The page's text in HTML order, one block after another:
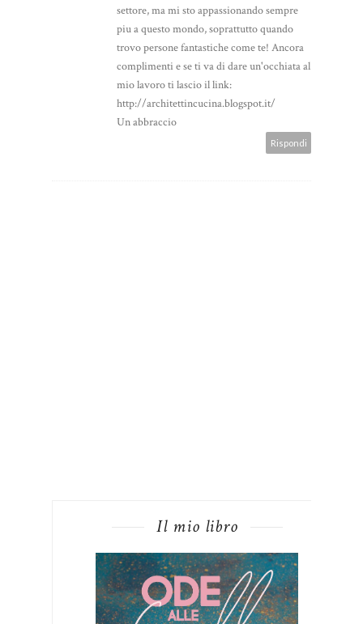
settore, ma mi sto appassionando sempre
piu a questo mondo, soprattutto quando
trovo persone fantastiche come te! Ancora
complimenti e se ti va di dare un'occhiata al
mio lavoro ti lascio il link:
http://architettincucina.blogspot.it/
Un abbraccio
Rispondi
Il mio libro